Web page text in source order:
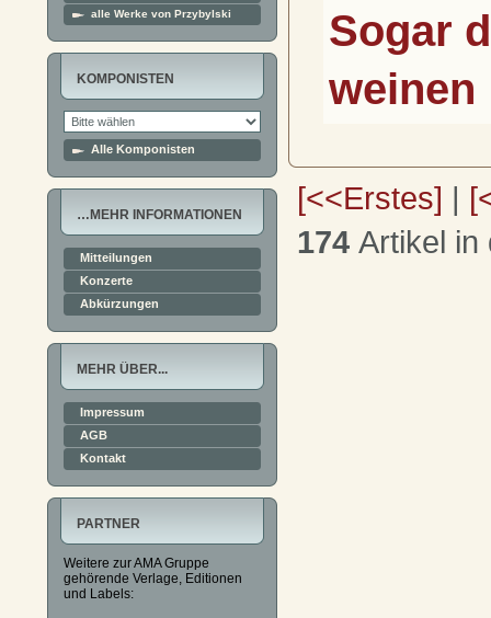
alle Werke von Przybylski
KOMPONISTEN
Alle Komponisten
…MEHR INFORMATIONEN
Mitteilungen
Konzerte
Abkürzungen
MEHR ÜBER...
Impressum
AGB
Kontakt
PARTNER
Weitere zur AMA Gruppe
gehörende Verlage, Editionen
und Labels:
Sogar
[<<Erstes] |
174 Artikel in